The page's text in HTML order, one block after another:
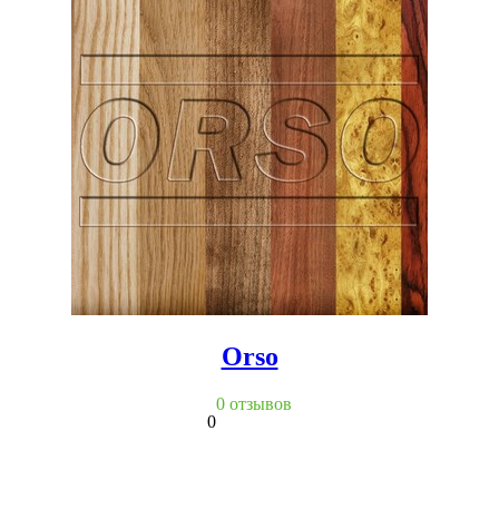
Orso
0
0 отзывов